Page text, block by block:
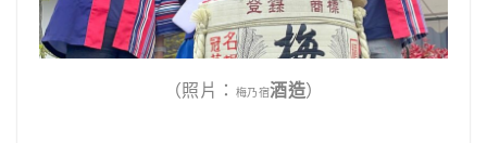
（照片： 梅乃宿酒造）